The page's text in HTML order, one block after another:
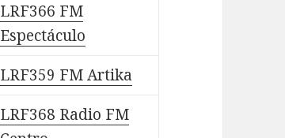
LRF366 FM
Espectáculo
LRF359 FM Artika
LRF368 Radio FM